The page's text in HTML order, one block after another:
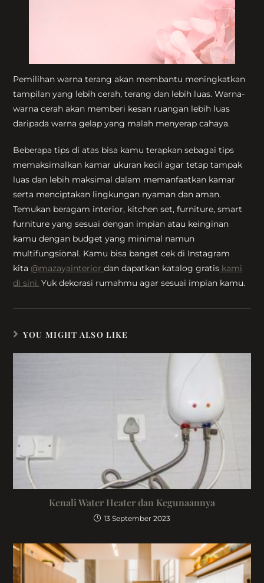
Pemilihan warna terang akan membantu meningkatkan
tampilan yang lebih cerah, terang dan lebih luas. Warna-
warna cerah akan memberi kesan ruangan lebih luas
daripada warna gelap yang malah menyerap cahaya.
Beberapa tips di atas bisa kamu terapkan sebagai tips
memaksimalkan kamar ukuran kecil agar tetap tampak
luas dan lebih maksimal dalam memanfaatkan kamar
serta menciptakan lingkungan nyaman dan aman.
Temukan beragam interior, kitchen set, furniture, smart
furniture yang sesuai dengan impian atau keinginan
kamu dengan budget yang minimal namun
multifungsional. Kamu bisa banget cek di Instagram
kita @mazayainteriordan dapatkan katalog gratis kami
di sini. Yuk dekorasi rumahmu agar sesuai impian kamu.
YOU MIGHT ALSO LIKE
Kenali Water Heater dan Kegunaannya
13 September 2023